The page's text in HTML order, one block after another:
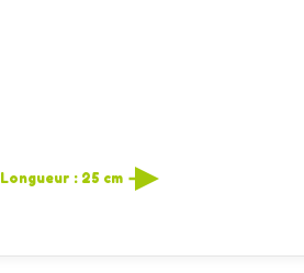
Longueur : 25 cm